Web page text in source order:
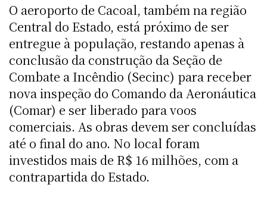
O aeroporto de Cacoal, também na região
Central do Estado, está próximo de ser
entregue à população, restando apenas à
conclusão da construção da Seção de
Combate a Incêndio (Secinc) para receber
nova inspeção do Comando da Aeronáutica
(Comar) e ser liberado para voos
comerciais. As obras devem ser concluídas
até o final do ano. No local foram
investidos mais de R$ 16 milhões, com a
contrapartida do Estado.